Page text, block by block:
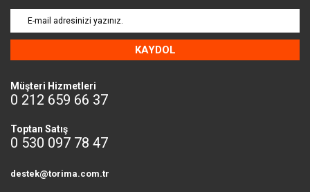
KAYDOL
Müşteri Hizmetleri
0 212 659 66 37
Toptan Satış
0 530 097 78 47
destek@torima.com.tr